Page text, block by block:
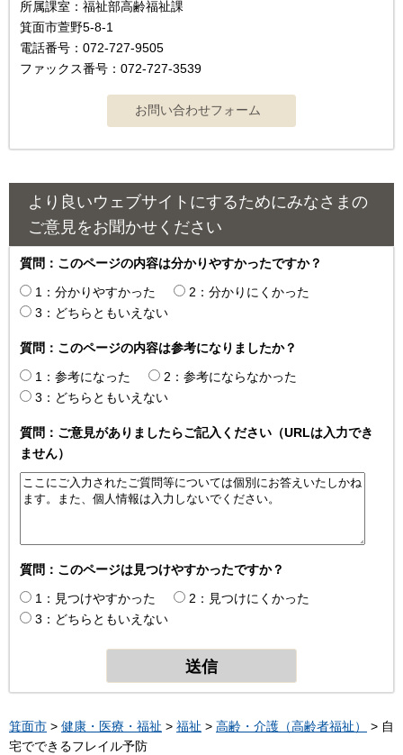
所属課室：福祉部高齢福祉課
箕面市萱野5-8-1
電話番号：072-727-9505
ファックス番号：072-727-3539
より良いウェブサイトにするためにみなさまの
ご意見をお聞かせください
質問：このページの内容は分かりやすかったですか？
1：分かりやすかった
2：分かりにくかった
3：どちらともいえない
質問：このページの内容は参考になりましたか？
1：参考になった
2：参考にならなかった
3：どちらともいえない
質問：ご意見がありましたらご記入ください（URLは入力でき
ません）
質問：このページは見つけやすかったですか？
1：見つけやすかった
2：見つけにくかった
3：どちらともいえない
箕面市 > 健康・医療・福祉 > 福祉 > 高齢・介護（高齢者福祉）
> 自
宅でできるフレイル予防